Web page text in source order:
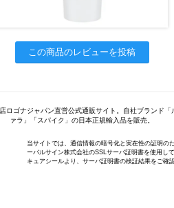
この商品のレビューを投稿
ロゴナジャパン直営公式通販サイト。自社ブランド
ァラ」「スパイク」の日本正規輸入品を販売。
当サイトでは、通信情報の暗号化と実在性の証明の
ーバルサイン株式会社のSSLサーバ証明書を使用し
キュアシールより、サーバ証明書の検証結果をご確